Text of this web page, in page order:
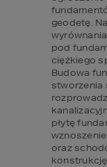
geodetę.
pod
ciężkiego
Budowa
stworzenia
płytę
oraz